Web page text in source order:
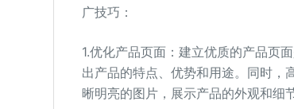
广技巧：
1.优化产品页面：建立优质的产品页
出产品的特点、优势和用途。同时，
晰明亮的图片，展示产品的外观和细节